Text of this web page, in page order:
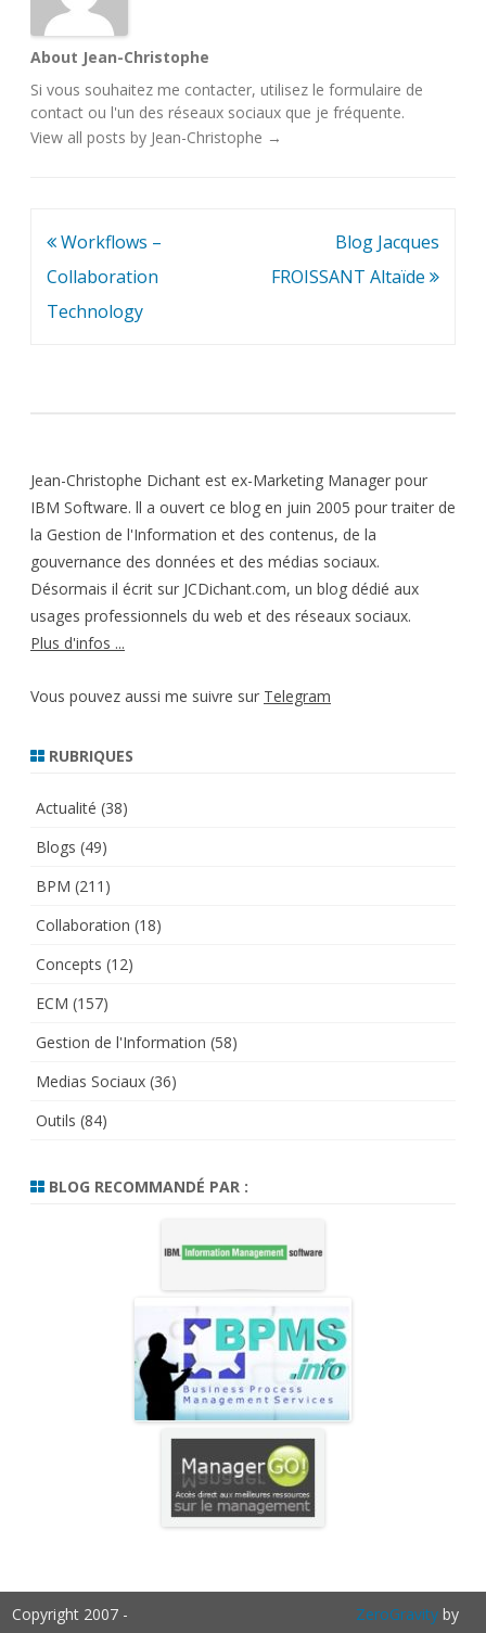
About Jean-Christophe
Si vous souhaitez me contacter, utilisez le formulaire de
contact ou l'un des réseaux sociaux que je fréquente.
View all posts by Jean-Christophe →
Navigation
de
l’article
Workflows –
Collaboration
Technology
Blog Jacques
FROISSANT Altaïde
Jean-Christophe Dichant est ex-Marketing Manager pour
IBM Software. ll a ouvert ce blog en juin 2005 pour traiter de
la Gestion de l'Information et des contenus, de la
gouvernance des données et des médias sociaux.
Désormais il écrit sur JCDichant.com, un blog dédié aux
usages professionnels du web et des réseaux sociaux.
Plus d'infos ...
Vous pouvez aussi me suivre sur Telegram
RUBRIQUES
Actualité (38)
Blogs (49)
BPM (211)
Collaboration (18)
Concepts (12)
ECM (157)
Gestion de l'Information (58)
Medias Sociaux (36)
Outils (84)
BLOG RECOMMANDÉ PAR :
Copyright 2007 - ZeroGravityby